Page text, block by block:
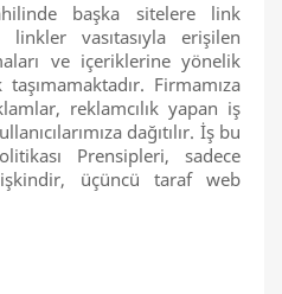
başka sitelere link
vasıtasıyla erişilen
ve içeriklerine yönelik
Firmamıza
reklamcılık yapan iş
dağıtılır. İş bu
Prensipleri, sadece
üçüncü taraf web